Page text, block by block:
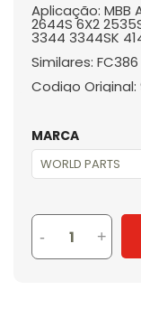
Aplicação: MBB
2644S 6X2
3344 3344SK
Similares:
Codigo
MARCA
- +